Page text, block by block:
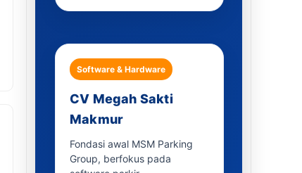
Software & Hardware
CV Megah Sakti
Makmur
Fondasi awal MSM Parking
Group, berfokus pada